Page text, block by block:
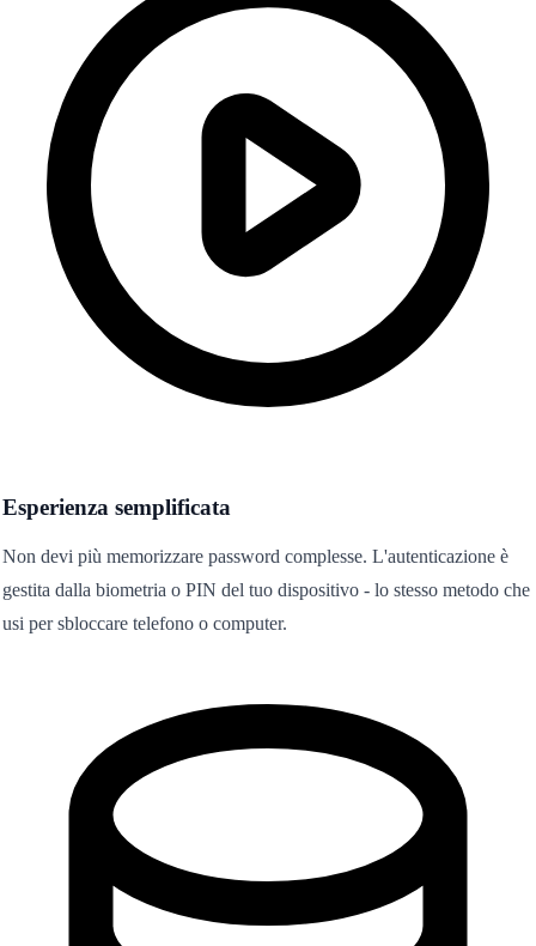
Esperienza semplificata
Non devi più memorizzare password complesse. L'autenticazione è
gestita dalla biometria o PIN del tuo dispositivo - lo stesso metodo che
usi per sbloccare telefono o computer.